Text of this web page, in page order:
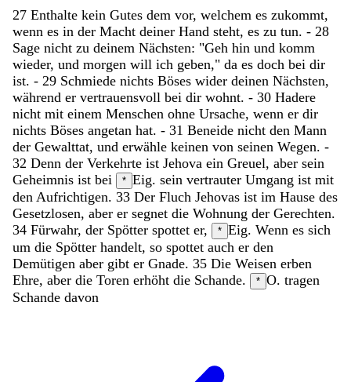
27 Enthalte kein Gutes dem vor, welchem es zukommt,
wenn es in der Macht deiner Hand steht, es zu tun. - 28
Sage nicht zu deinem Nächsten: "Geh hin und komm
wieder, und morgen will ich geben," da es doch bei dir
ist. - 29 Schmiede nichts Böses wider deinen Nächsten,
während er vertrauensvoll bei dir wohnt. - 30 Hadere
nicht mit einem Menschen ohne Ursache, wenn er dir
nichts Böses angetan hat. - 31 Beneide nicht den Mann
der Gewalttat, und erwähle keinen von seinen Wegen. -
32 Denn der Verkehrte ist Jehova ein Greuel, aber sein
Geheimnis ist bei * Eig. sein vertrauter Umgang ist mit
den Aufrichtigen. 33 Der Fluch Jehovas ist im Hause des
Gesetzlosen, aber er segnet die Wohnung der Gerechten.
34 Fürwahr, der Spötter spottet er, * Eig. Wenn es sich
um die Spötter handelt, so spottet auch er den
Demütigen aber gibt er Gnade. 35 Die Weisen erben
Ehre, aber die Toren erhöht die Schande. * O. tragen
Schande davon